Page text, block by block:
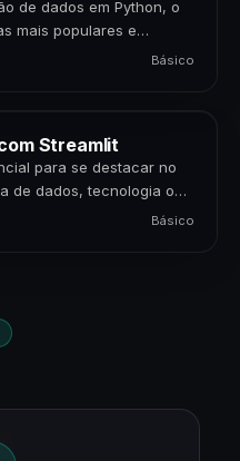
de dados em Python, o
mais populares e
de dados,…
Básico
Streamlit
para se destacar no
de dados, tecnologia ou
Básico